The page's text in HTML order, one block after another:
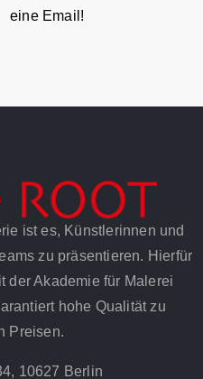
eine Email!
ist es, Künstlerinnen und
zu präsentieren. Hierfür
der Akademie für Malerei
hohe Qualität zu
Preisen.
10627 Berlin